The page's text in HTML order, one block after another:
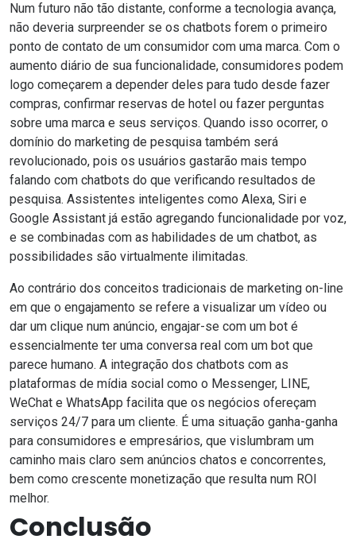
Num futuro não tão distante, conforme a tecnologia avança,
não deveria surpreender se os chatbots forem o primeiro
ponto de contato de um consumidor com uma marca. Com o
aumento diário de sua funcionalidade, consumidores podem
logo começarem a depender deles para tudo desde fazer
compras, confirmar reservas de hotel ou fazer perguntas
sobre uma marca e seus serviços. Quando isso ocorrer, o
domínio do marketing de pesquisa também será
revolucionado, pois os usuários gastarão mais tempo
falando com chatbots do que verificando resultados de
pesquisa. Assistentes inteligentes como Alexa, Siri e
Google Assistant já estão agregando funcionalidade por voz,
e se combinadas com as habilidades de um chatbot, as
possibilidades são virtualmente ilimitadas.
Ao contrário dos conceitos tradicionais de marketing on-line
em que o engajamento se refere a visualizar um vídeo ou
dar um clique num anúncio, engajar-se com um bot é
essencialmente ter uma conversa real com um bot que
parece humano. A integração dos chatbots com as
plataformas de mídia social como o Messenger, LINE,
WeChat e WhatsApp facilita que os negócios ofereçam
serviços 24/7 para um cliente. É uma situação ganha-ganha
para consumidores e empresários, que vislumbram um
caminho mais claro sem anúncios chatos e concorrentes,
bem como crescente monetização que resulta num ROI
melhor.
Conclusão